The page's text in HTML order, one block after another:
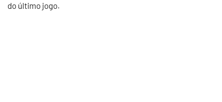
do último jogo.